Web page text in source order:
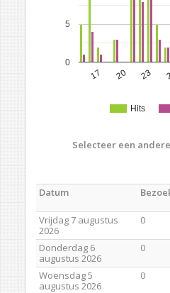
Hits
23
20
17
0
5
Selecteer een
Datum
Vrijdag 7 augustus
2026
0
Donderdag 6
augustus 2026
0
Woensdag 5
augustus 2026
0